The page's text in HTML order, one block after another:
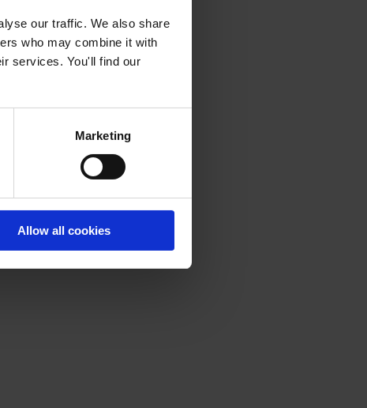
our traffic. We also share
who may combine it with
services. You'll find our
Marketing
Allow all cookies